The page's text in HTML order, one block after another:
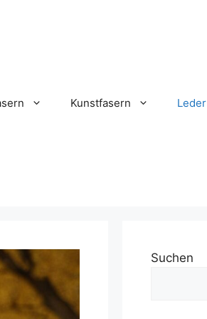
Kunstfasern Leder
Suchen